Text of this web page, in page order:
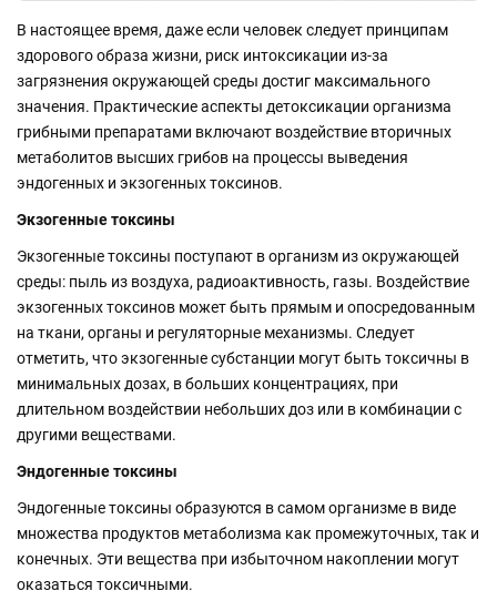
В настоящее время, даже если человек следует принципам
здорового образа жизни, риск интоксикации из-за
загрязнения окружающей среды достиг максимального
значения. Практические аспекты детоксикации организма
грибными препаратами включают воздействие вторичных
метаболитов высших грибов на процессы выведения
эндогенных и экзогенных токсинов.
Экзогенные токсины
Экзогенные токсины поступают в организм из окружающей
среды: пыль из воздуха, радиоактивность, газы. Воздействие
экзогенных токсинов может быть прямым и опосредованным
на ткани, органы и регуляторные механизмы. Следует
отметить, что экзогенные субстанции могут быть токсичны в
минимальных дозах, в больших концентрациях, при
длительном воздействии небольших доз или в комбинации с
другими веществами.
Эндогенные токсины
Эндогенные токсины образуются в самом организме в виде
множества продуктов метаболизма как промежуточных, так и
конечных. Эти вещества при избыточном накоплении могут
оказаться токсичными.